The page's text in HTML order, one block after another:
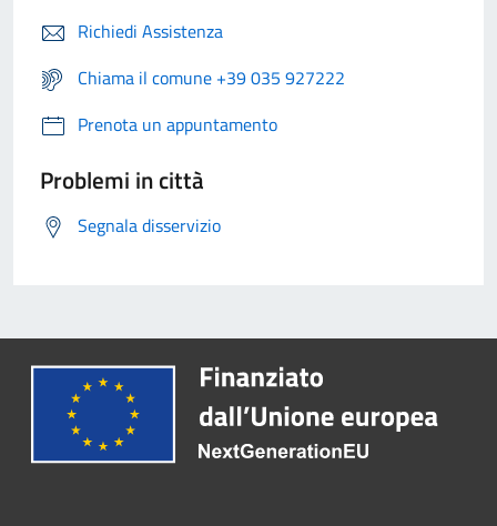
Richiedi Assistenza
Chiama il comune +39 035 927222
Prenota un appuntamento
Problemi in città
Segnala disservizio